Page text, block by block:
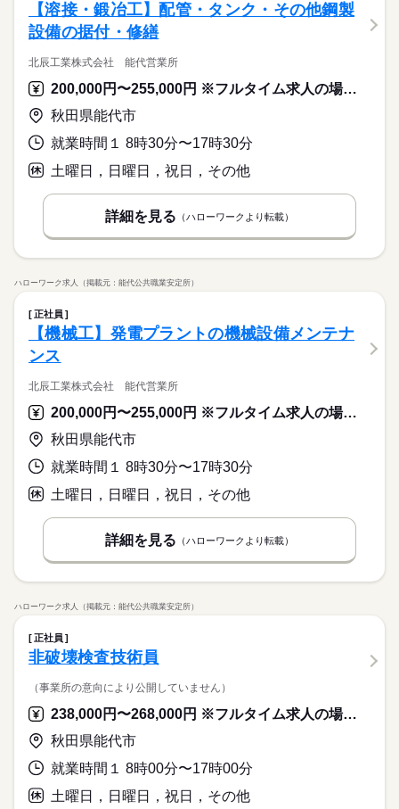
【溶接・鍛冶工】配管・タンク・その他鋼製
設備の据付・修繕
北辰工業株式会社 能代営業所
200,000円〜255,000円 ※フルタイム求人の場合は月額（換算額）、パート求人の場合は時間額を表示しています。
秋田県能代市
就業時間１ 8時30分〜17時30分
土曜日，日曜日，祝日，その他
詳細を見る （ハローワークより転載）
ハローワーク求人（掲載元：能代公共職業安定所）
正社員
【機械工】発電プラントの機械設備メンテナ
ンス
北辰工業株式会社 能代営業所
200,000円〜255,000円 ※フルタイム求人の場合は月額（換算額）、パート求人の場合は時間額を表示しています。
秋田県能代市
就業時間１ 8時30分〜17時30分
土曜日，日曜日，祝日，その他
詳細を見る （ハローワークより転載）
ハローワーク求人（掲載元：能代公共職業安定所）
正社員
非破壊検査技術員
（事業所の意向により公開していません）
238,000円〜268,000円 ※フルタイム求人の場合は月額（換算額）、パート求人の場合は時間額を表示しています。
秋田県能代市
就業時間１ 8時00分〜17時00分
土曜日，日曜日，祝日，その他